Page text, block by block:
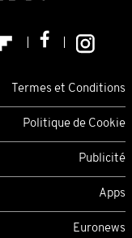
Termes et Conditions
Politique de Cookie
Publicité
Apps
Euronews